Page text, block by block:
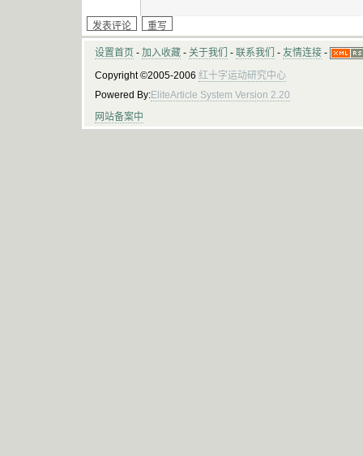
设置首页 - 加入收藏 - 关于我们 - 联系我们 - 友情连接 -
Copyright ©2005-2006 红十字运动研究中心
Powered By:EliteArticle System Version 2.20
网站备案中